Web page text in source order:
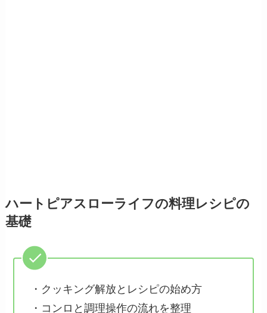
ハートピアスローライフの料理レシピの
基礎
・クッキング解放とレシピの始め方
・コンロと調理操作の流れを整理